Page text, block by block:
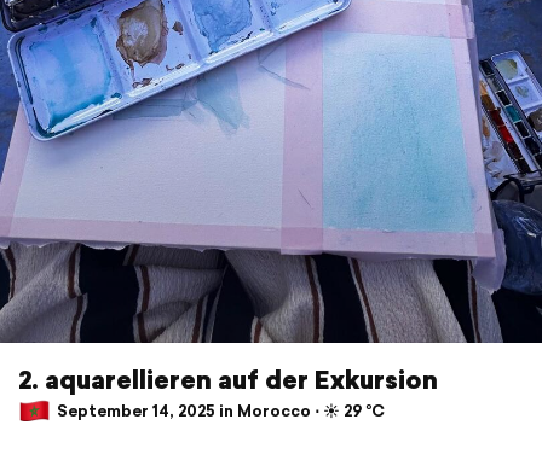
2. aquarellieren auf der Exkursion
September 14, 2025 in Morocco ⋅ ☀️ 29 °C